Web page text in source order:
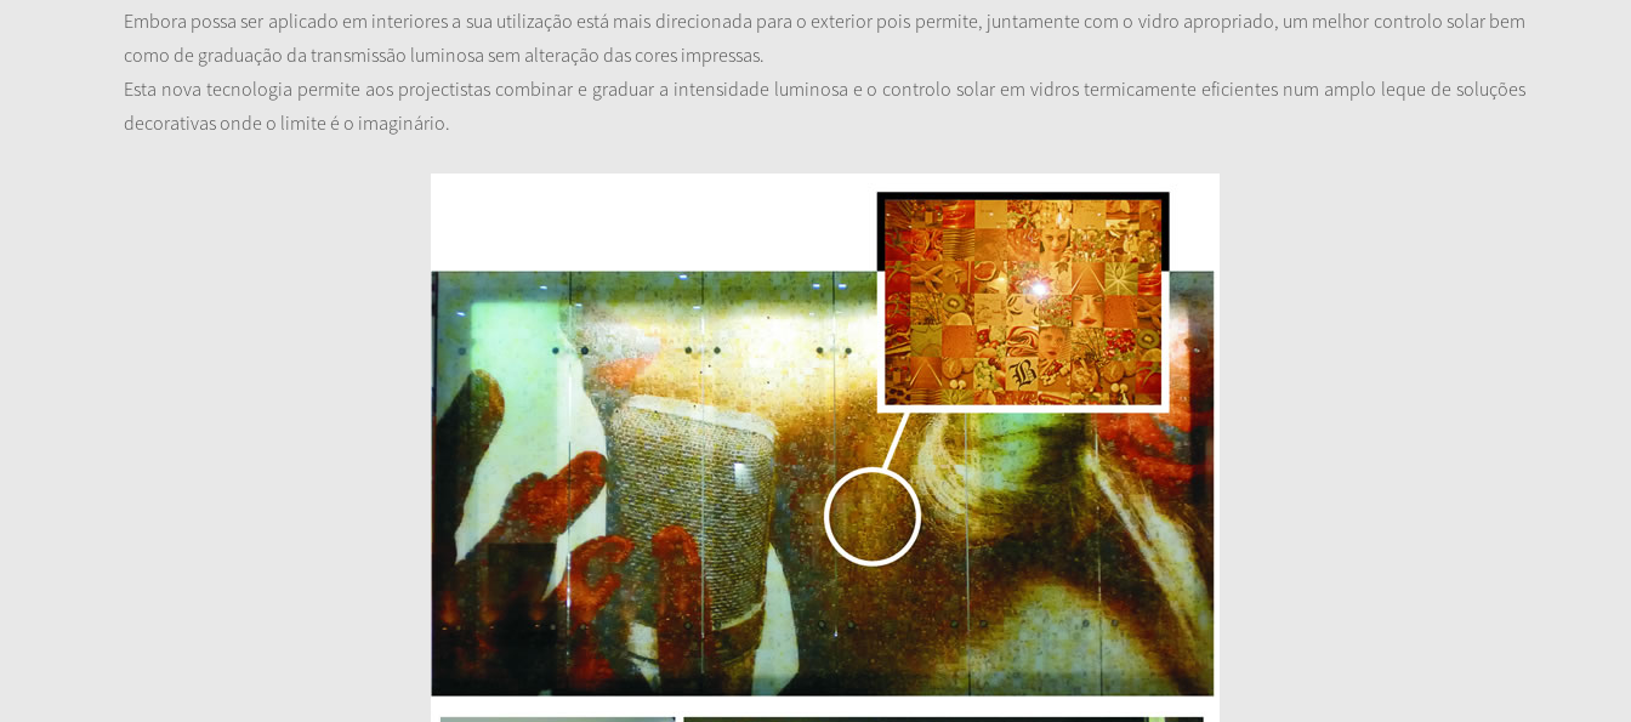
Embora possa ser aplicado em interiores a sua utilização está mais direcionada para o exterior pois permite, juntamente com o vidro apropriado, um melhor controlo solar bem
como de graduação da transmissão luminosa sem alteração das cores impressas.
Esta nova tecnologia permite aos projectistas combinar e graduar a intensidade luminosa e o controlo solar em vidros termicamente eficientes num amplo leque de soluções
decorativas onde o limite é o imaginário.